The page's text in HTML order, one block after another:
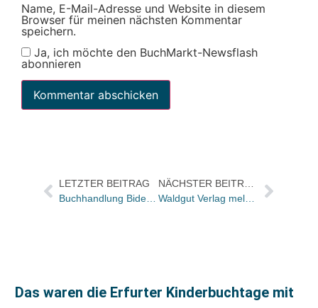
Name, E-Mail-Adresse und Website in diesem
Browser für meinen nächsten Kommentar
speichern.
Ja, ich möchte den BuchMarkt-Newsflash
abonnieren
LETZTER BEITRAG
Buchhandlung Bider & Tanner in Basel stiftet gestrigen Tagesumsatz für Flutopfer / Nationaler Sammeltag der Schweizer Organisation Glückskette
Das waren die Erfurter Kinderbuchtage mit